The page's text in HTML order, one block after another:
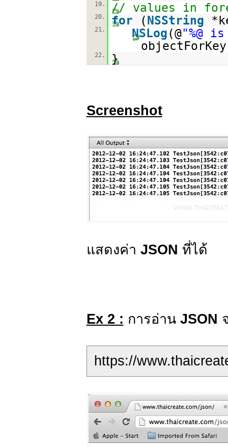
19.
// values in
20. for (NSString
21. NSLog(@"%@ is
22. }
Screenshot
แสดงค่า JSON ที่ได้
Ex 2 : การอ่าน JSON
https://